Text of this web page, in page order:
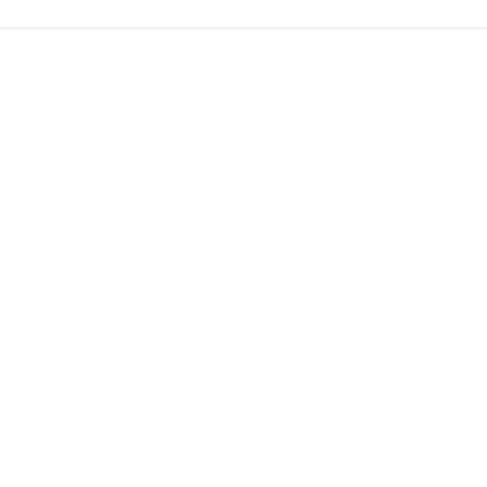
مقعد شاغر على الإفطار
رمضان.. د. عبدالخالق
اقتصادي في انتظار حلم